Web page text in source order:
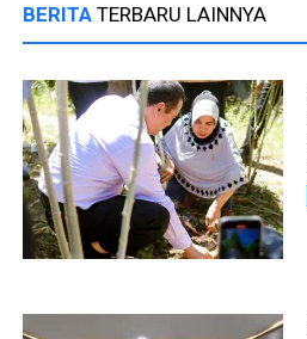
BERITA TERBARU LAINNYA